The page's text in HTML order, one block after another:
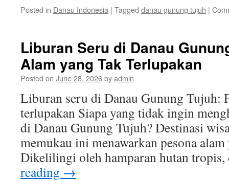
Posted in Danau Indonesia | Tagged danau gunung tujuh |
Liburan Seru di Danau
Alam yang Tak Terlupakan
Posted on June 28, 2026byadmin
Liburan seru di Danau Gunung Tujuh:
terlupakan Siapa yang tidak ingin
di Danau Gunung Tujuh? Destinasi
memukau ini menawarkan pesona
Dikelilingi oleh hamparan hutan
reading →